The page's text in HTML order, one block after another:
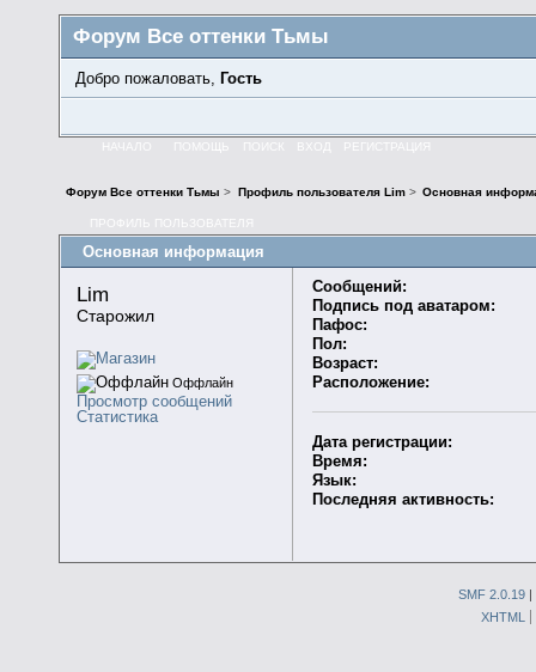
Форум Все оттенки Тьмы
Добро пожаловать, Гость
НАЧАЛО ПОМОЩЬ ПОИСК ВХОД РЕГИСТРАЦИЯ
Форум Все оттенки Тьмы > Профиль пользователя Lim> Основная
ПРОФИЛЬ ПОЛЬЗОВАТЕЛЯ
Основная информация
Lim
Старожил
Оффлайн
Просмотр сообщений
Статистика
Сообщений:
Подпись под аватаром:
Пафос:
Пол:
Возраст:
Расположение:
Дата регистрации:
Время:
Язык:
Последняя активность:
SMF 2.0.19
XHTML